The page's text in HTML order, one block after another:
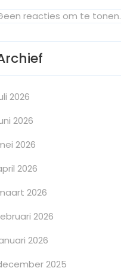
reacties om te tonen.
2026
2026
2026
2026
2026
2026
2026
2025